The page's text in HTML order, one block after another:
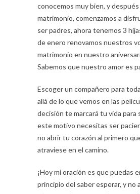
conocemos muy bien, y
matrimonio, comenzamos a
ser padres, ahora tenemos 3
de enero renovamos nuestros
matrimonio en nuestro
Sabemos que nuestro amor es
Escoger un compañero para
allá de lo que vemos en las
decisión te marcará tu vida para
este motivo necesitas ser
no abrir tu corazón al primero
atraviese en el camino.
¡Hoy mi oración es que puedas
principio del saber esperar, y no